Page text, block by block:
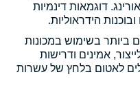
דוגמאות דינמיות
הידראוליות.
ביותר בשימוש במכונות
אמינים ודרישות
לאטום בלחץ של עשרות